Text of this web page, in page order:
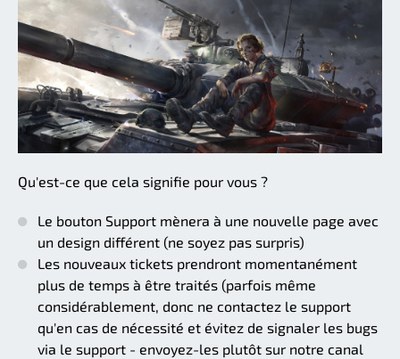
Qu'est-ce que cela signifie pour vous ?
Le bouton Support mènera à une nouvelle page avec
un design différent (ne soyez pas surpris)
Les nouveaux tickets prendront momentanément
plus de temps à être traités (parfois même
considérablement, donc ne contactez le support
qu'en cas de nécessité et évitez de signaler les bugs
via le support - envoyez-les plutôt sur notre canal